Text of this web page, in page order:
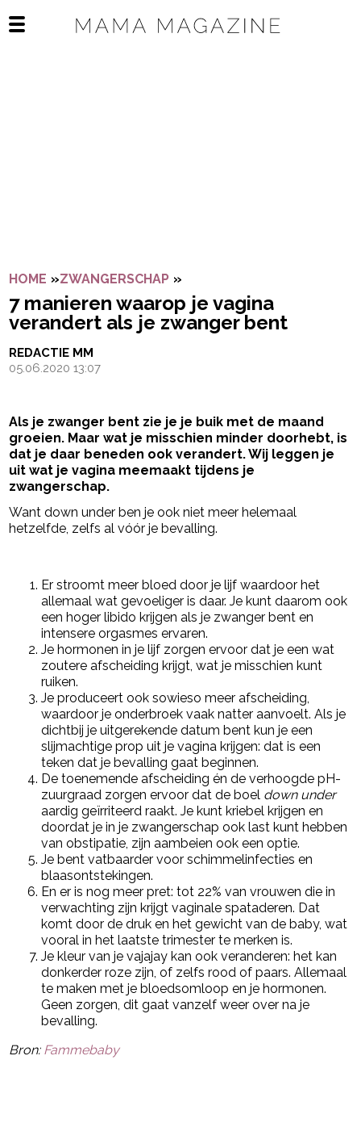
Open het mobiele menu
HOME »ZWANGERSCHAP »
7 manieren waarop je vagina
verandert als je zwanger bent
REDACTIE MM
05.06.2020 13:07
Als je zwanger bent zie je je buik met de maand
groeien. Maar wat je misschien minder doorhebt, is
dat je daar beneden ook verandert. Wij leggen je
uit wat je vagina meemaakt tijdens je
zwangerschap.
Want down under ben je ook niet meer helemaal
hetzelfde, zelfs al vóór je bevalling.
Er stroomt meer bloed door je lijf waardoor het
allemaal wat gevoeliger is daar. Je kunt daarom ook
een hoger libido krijgen als je zwanger bent en
intensere orgasmes ervaren.
Je hormonen in je lijf zorgen ervoor dat je een wat
zoutere afscheiding krijgt, wat je misschien kunt
ruiken.
Je produceert ook sowieso meer afscheiding,
waardoor je onderbroek vaak natter aanvoelt. Als je
dichtbij je uitgerekende datum bent kun je een
slijmachtige prop uit je vagina krijgen: dat is een
teken dat je bevalling gaat beginnen.
De toenemende afscheiding én de verhoogde pH-
zuurgraad zorgen ervoor dat de boel down under
aardig geïrriteerd raakt. Je kunt kriebel krijgen en
doordat je in je zwangerschap ook last kunt hebben
van obstipatie, zijn aambeien ook een optie.
Je bent vatbaarder voor schimmelinfecties en
blaasontstekingen.
En er is nog meer pret: tot 22% van vrouwen die in
verwachting zijn krijgt vaginale spataderen. Dat
komt door de druk en het gewicht van de baby, wat
vooral in het laatste trimester te merken is.
Je kleur van je vajajay kan ook veranderen: het kan
donkerder roze zijn, of zelfs rood of paars. Allemaal
te maken met je bloedsomloop en je hormonen.
Geen zorgen, dit gaat vanzelf weer over na je
bevalling.
Bron: Fammebaby